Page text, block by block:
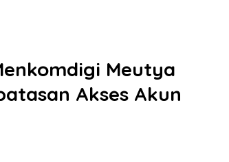
Meutya
Akses Akun